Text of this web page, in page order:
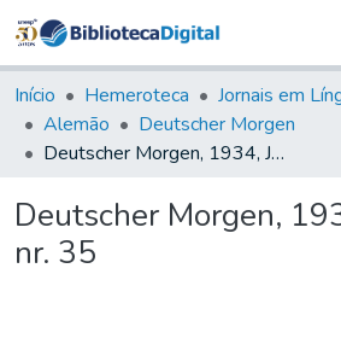
&
Coleções
Tudo na
Biblioteca
Estatísticas
Início Hemeroteca
Alemão
Deutscher Morgen
Deutscher Morgen, 1934, Jahrg. 3, nr. 35
Deutscher Morgen,
nr. 35